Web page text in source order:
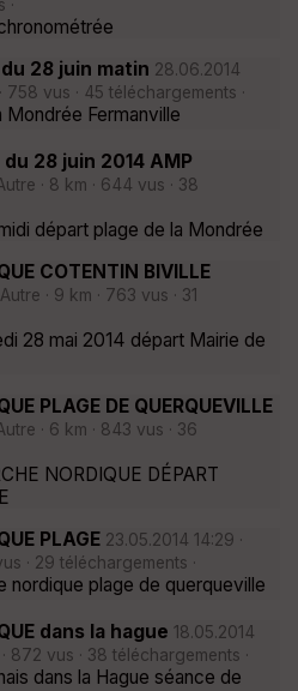
·
28 juin matin 28.06.2014
758 vus · 45 téléchargements ·
Mondrée Fermanville
28 juin 2014 AMP
· 8 km · 644 vus · 38
départ plage de la Mondrée
COTENTIN BIVILLE
· 9 km · 763 vus · 31
28 mai 2014 départ Mairie de
PLAGE DE QUERQUEVILLE
· 6 km · 843 vus · 36
NORDIQUE DÉPART
PLAGE 23.05.2014 14:29 ·
· 29 téléchargements ·
nordique plage de querqueville
dans la hague 18.05.2014
872 vus · 38 téléchargements ·
dans la Hague séance de